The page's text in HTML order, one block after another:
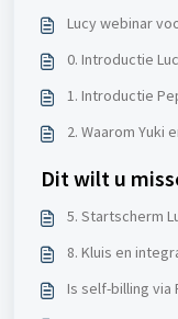
Lucy webinar
0. Introductie
1. Introductie
2. Waarom Yuki
Dit wilt u
5. Startscherm
8. Kluis en
Is self-billing via